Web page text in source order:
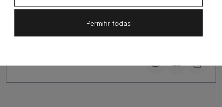
Technische Zeichnungen Livo
Permitir todas